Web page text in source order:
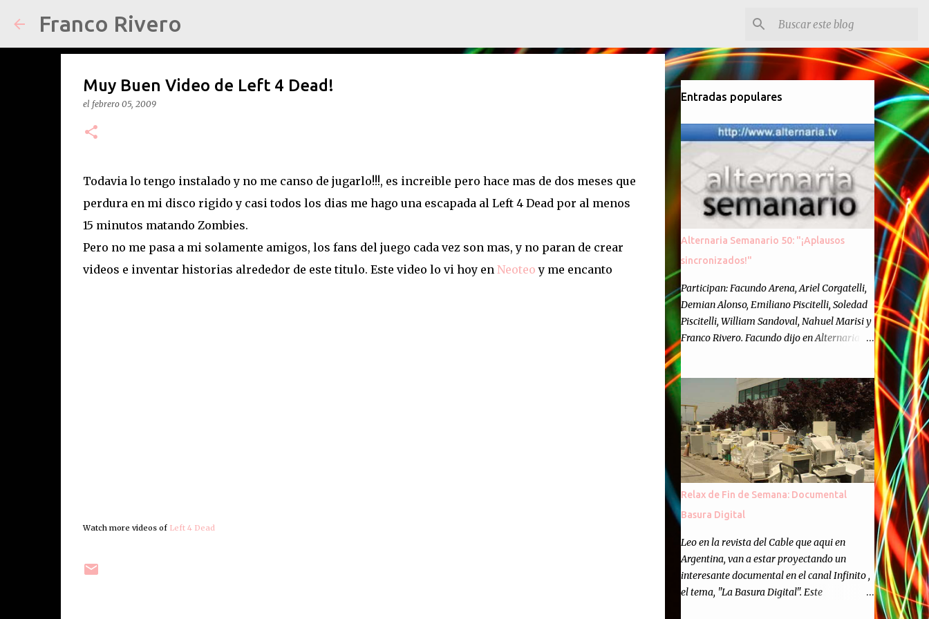
Franco Rivero
Muy Buen Video de Left 4 Dead!
el febrero 05, 2009
Todavia lo tengo instalado y no me canso de jugarlo!!!, es increible pero hace mas de dos meses que
perdura en mi disco rigido y casi todos los dias me hago una escapada al Left 4 Dead por al menos
15 minutos matando Zombies.
Pero no me pasa a mi solamente amigos, los fans del juego cada vez son mas, y no paran de crear
videos e inventar historias alrededor de este titulo. Este video lo vi hoy en Neoteo y me encanto
Watch more videos of Left 4 Dead
Entradas populares
Alternaria Semanario 50: "¡Aplausos
sincronizados!"
Participan: Facundo Arena, Ariel Corgatelli,
Demian Alonso, Emiliano Piscitelli, Soledad
Piscitelli, William Sandoval, Nahuel Marisi y
Franco Rivero. Facundo dijo en Alternaria :
Finalmente, hemos llegado a los cincuenta
episodios de Alternaria Semanario.
Cincuenta ocasiones para ponernos en
contacto con ustedes y contarles las noticias
de tecnología más importantes, desde
nuestra propia óptica: un punto de vista
independiente e informal.Para festejarlo, se
nos ocurrió que estemos todos juntos; y
cuando digo "todos" me refiero a toda la
gente que alguna vez participó en el
semanario como panelista, y a ustedes. Por
eso se nos ocurrió la idea de emitir video en
vivo. La tarea no fué facil, hubo que
coordinar horarios, preparar el estudio,
configurar muchos programejos y hacer
Relax de Fin de Semana: Documental
Basura Digital
Leo en la revista del Cable que aqui en
Argentina, van a estar proyectando un
interesante documental en el canal Infinito ,
el tema, "La Basura Digital". Este